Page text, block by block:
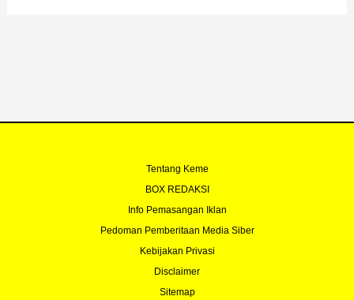
Tentang Keme
BOX REDAKSI
Info Pemasangan Iklan
Pedoman Pemberitaan Media Siber
Kebijakan Privasi
Disclaimer
Sitemap